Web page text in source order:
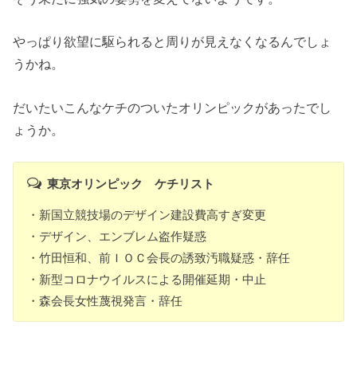
やっぱり欲望に駆られると周りが見えなくなるんでしょ
うかね。
だいたいこんなケチのついたオリンピックがあったでし
ょうか。
東京オリンピック ケチリスト
・新国立競技場のデザイン建設費高すぎ変更
・デザイン、エンブレム盗作疑惑
・竹田恒和、前ＩＯＣ会長の誘致汚職疑惑・辞任
・新型コロナウイルスによる開催延期・中止
・森会長女性蔑視発言・辞任